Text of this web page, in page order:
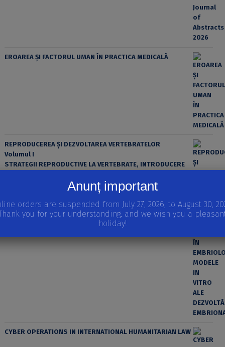
EROAREA ȘI FACTORUL UMAN ÎN PRACTICA MEDICALĂ
REPRODUCEREA ȘI DEZVOLTAREA VERTEBRATELOR
Volumul I
STRATEGII REPRODUCTIVE LA VERTEBRATE, INTRODUCERE
CYBER OPERATIONS IN INTERNATIONAL HUMANITARIAN LAW
Anunț important
orders are suspended from July 27, 2026, to August 30,
you for your understanding, and we wish you a
holiday!